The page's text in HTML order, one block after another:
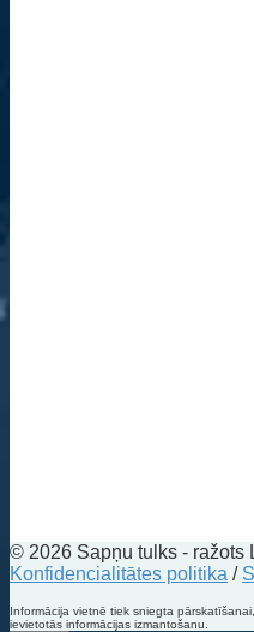
© 2026 Sapņu tulks - ražots
Konfidencialitātes politika /
Informācija vietnē tiek sniegta
ievietotās informācijas izmantošanu.